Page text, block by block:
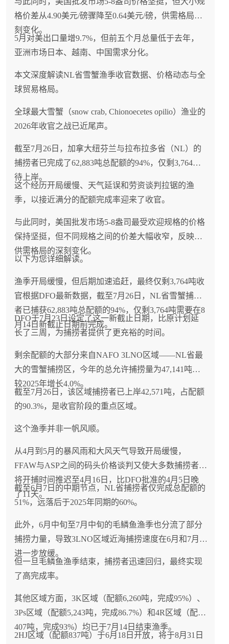
格价差从4.90美元/磅骤降至0.64美元/磅，供需格局深
刻变化。
5月对美出口量增9.7%，但前五个月总量低于去年，
亚洲市场日本、越南、中国需求分化。
本文深度解读NL省雪蟹渔季收官数据、价格动态与全
球贸易格局。
全球最大雪蟹（snow crab, Chionoecetes opilio）渔业的
2026年收官之战已近尾声。
截至7月26日，加拿大纽芬兰与拉布拉多省（NL）的
捕捞者已完成了62,883吨总配额的94%，仅剩3,764吨
待上岸。
这个经历开局缓慢、天气延误和劳资谈判拉锯的渔
季，以接近满分的配额完成率迎来了收官。
与此同时，美国批发市场5-8盎司最受欢迎规格的价格
保持坚挺，但不同规格之间的价差大幅收窄，反映出
供需格局的深刻变化。
以下为您详细解读。
渔季开局缓慢，但后期加速追赶，最终仅剩3,764吨收
官根据DFO最新数据，截至7月26日，NL省雪蟹捕捞
者已捕获62,883吨总配额的94%，仅剩3,764吨需要在8
月14日新截止日期前完成。
DFO于7月23日设定了这一新截止日期，比原计划延
长了三周，为捕捞者提供了更充裕的时间。
剩余配额的大部分来自NAFO 3LNO区域——NL省最
大的雪蟹捕捞区，今年的总允许捕捞量为47,141吨，
较2025年增长4.0%。
截至7月26日，该区域捕捞者已上岸42,571吨，占配额
的90.3%，是收官阶段的重点区域。
这个渔季并非一帆风顺。
从4月到5月的暴风雨和大风天气导致开局缓慢，
FFAW与ASP之间的码头价格谈判又使大多数捕捞者
将开捕时间推迟至4月16日，比DFO批准的4月5日晚
了11天。
截至6月7日的中期节点，NL省捕捞者仅完成总配额的
51%，远落后于2025年同期的60%。
此外，6月中旬至7月中旬的毛鳞鱼渔季也分流了部分
捕捞力量，导致3LNO区域近海捕捞速度在6月和7月
进一步放缓。
但一旦毛鳞鱼渔季结束，捕捞者迅速回归，最终实现
了高完成率。
其他区域方面，3K区域（配额6,260吨，完成95%）、
3Ps区域（配额5,243吨，完成86.7%）和4R区域（配额
407吨，完成93%）均已于7月14日结束渔季。
2HJ区域（配额837吨）于6月18日开放，将于8月31日